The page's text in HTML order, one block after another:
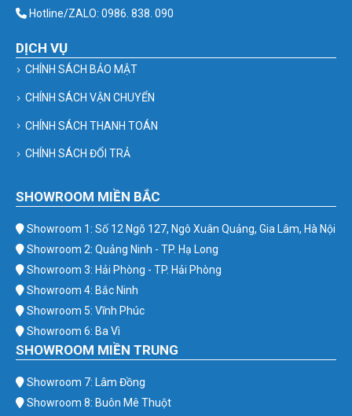
Hotline/ZALO: 0986. 838. 090
DỊCH VỤ
CHÍNH SÁCH BẢO MẬT
CHÍNH SÁCH VẬN CHUYỂN
CHÍNH SÁCH THANH TOÁN
CHÍNH SÁCH ĐỔI TRẢ
SHOWROOM MIỀN BẮC
Showroom 1: Số 12 Ngõ 127, Ngô Xuân Quảng, Gia Lâm, Hà Nội
Showroom 2: Quảng Ninh - TP. Hạ Long
Showroom 3: Hải Phòng - TP. Hải Phòng
Showroom 4: Bắc Ninh
Showroom 5: Vĩnh Phúc
Showroom 6: Ba Vì
SHOWROOM MIỀN TRUNG
Showroom 7: Lâm Đồng
Showroom 8: Buôn Mê Thuột